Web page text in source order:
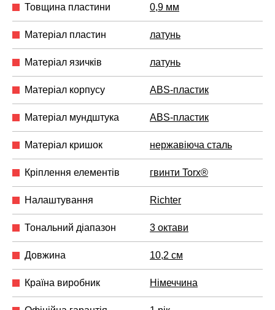
Товщина пластини 0,9 мм
Матеріал пластин латунь
Матеріал язичків латунь
Матеріал корпусу ABS-пластик
Матеріал мундштука ABS-пластик
Матеріал кришок нержавіюча сталь
Кріплення елементів гвинти Torx®
Налаштування Richter
Тональний діапазон 3 октави
Довжина 10,2 см
Країна виробник Німеччина